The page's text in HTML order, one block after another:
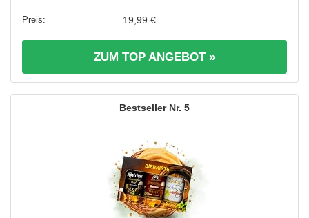
19,99 €
ZUM TOP ANGEBOT »
5